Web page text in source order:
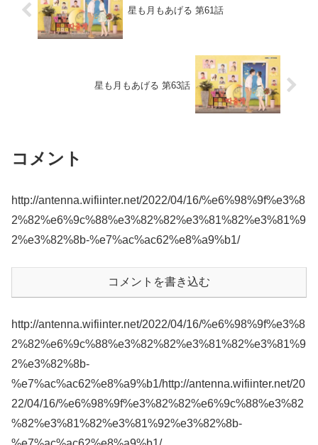
星も月もあげる 第61話
星も月もあげる 第63話
コメント
http://antenna.wifiinter.net/2022/04/16/%e6%98%9f%e3%8
2%82%e6%9c%88%e3%82%82%e3%81%82%e3%81%9
2%e3%82%8b-%e7%ac%ac62%e8%a9%b1/
コメントを書き込む
http://antenna.wifiinter.net/2022/04/16/%e6%98%9f%e3%8
2%82%e6%9c%88%e3%82%82%e3%81%82%e3%81%9
2%e3%82%8b-
%e7%ac%ac62%e8%a9%b1/http://antenna.wifiinter.net/20
22/04/16/%e6%98%9f%e3%82%82%e6%9c%88%e3%82
%82%e3%81%82%e3%81%92%e3%82%8b-